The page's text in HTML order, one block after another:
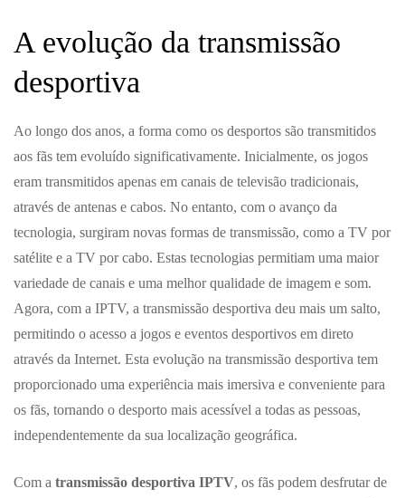
A evolução da transmissão
desportiva
Ao longo dos anos, a forma como os desportos são transmitidos
aos fãs tem evoluído significativamente. Inicialmente, os jogos
eram transmitidos apenas em canais de televisão tradicionais,
através de antenas e cabos. No entanto, com o avanço da
tecnologia, surgiram novas formas de transmissão, como a TV por
satélite e a TV por cabo. Estas tecnologias permitiam uma maior
variedade de canais e uma melhor qualidade de imagem e som.
Agora, com a IPTV, a transmissão desportiva deu mais um salto,
permitindo o acesso a jogos e eventos desportivos em direto
através da Internet. Esta evolução na transmissão desportiva tem
proporcionado uma experiência mais imersiva e conveniente para
os fãs, tornando o desporto mais acessível a todas as pessoas,
independentemente da sua localização geográfica.
Com a transmissão desportiva IPTV, os fãs podem desfrutar de